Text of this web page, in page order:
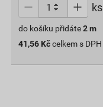
ks
do košíku přidáte 2 m
41,56 Kč celkem s DPH